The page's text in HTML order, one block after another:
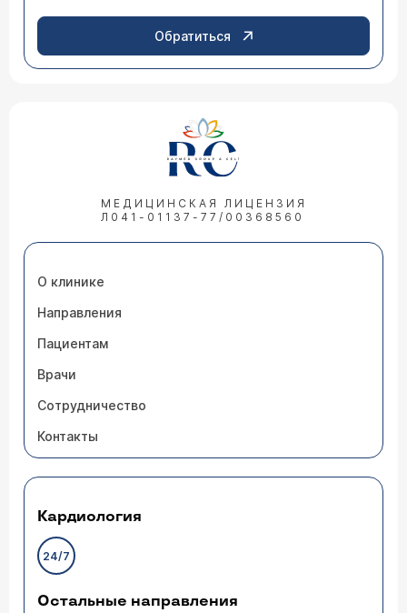
Обратиться
МЕДИЦИНСКАЯ ЛИЦЕНЗИЯ
Л041-01137-77/00368560
О клинике
Направления
Пациентам
Врачи
Сотрудничество
Контакты
Кардиология
24/7
Остальные направления